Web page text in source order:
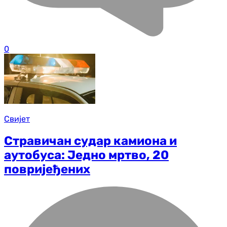
0
Свијет
Стравичан судар камиона и
аутобуса: Једно мртво, 20
повријеђених